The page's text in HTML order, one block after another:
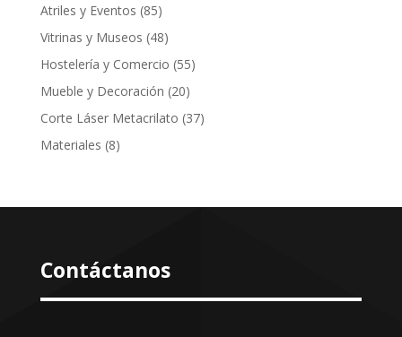
Atriles y Eventos 8585
productos
Vitrinas y Museos 4848
productos
Hostelería y Comercio 5555
Mueble y Decoración 2020
productos
Corte Láser Metacrilato 3737
Materiales 88
Contáctanos